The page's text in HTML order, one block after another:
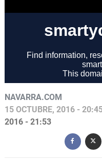
NAVARRA.COM
15 OCTUBRE, 2016 -
2016 - 21:53